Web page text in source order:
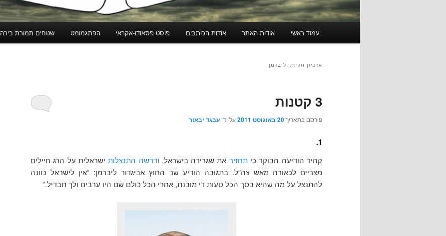
עמוד ראשי אודות האתר אודות הכותבים פוסט פסאודו-אקראי הפתגמומט שטחים תמורת בירה
ארכיון תגיות: ליברמן
3 קטנות
פורסם בתאריך20 באוגוסט 2011 על ידי עבגד יבאור
1.
קהיר הודיעה הבוקר כיתחזיר את שגרירה בישראל, ודרשה התנצלותישראלית על הרג חיילים
מצריים לכאורה מאש צה”ל. בתגובה הודיע שר החוץ אביגדור ליברמן: “אין לישראל כוונה
להתנצל על מה שהיא בסך הכל טעות די מובנת, אחרי הכל כולם שם היו ערבים ולך תבדיל.”